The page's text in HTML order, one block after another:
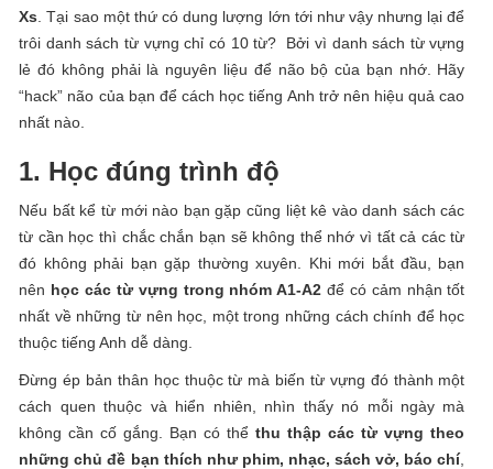
Xs . Tại sao một thứ có dung lượng lớn tới như vậy nhưng lại để
trôi danh sách từ vựng chỉ có 10 từ? Bởi vì danh sách từ vựng
lẻ đó không phải là nguyên liệu để não bộ của bạn nhớ. Hãy
“hack” não của bạn để cách học tiếng Anh trở nên hiệu quả cao
nhất nào.
1. Học đúng trình độ
Nếu bất kể từ mới nào bạn gặp cũng liệt kê vào danh sách các
từ cần học thì chắc chắn bạn sẽ không thể nhớ vì tất cả các từ
đó không phải bạn gặp thường xuyên. Khi mới bắt đầu, bạn
nên học các từ vựng trong nhóm A1-A2 để có cảm nhận tốt
nhất về những từ nên học, một trong những cách chính để học
thuộc tiếng Anh dễ dàng.
Đừng ép bản thân học thuộc từ mà biến từ vựng đó thành một
cách quen thuộc và hiển nhiên, nhìn thấy nó mỗi ngày mà
không cần cố gắng. Bạn có thểthu thập các từ vựng theo
những chủ đề bạn thích như phim, nhạc, sách vở, báo chí,